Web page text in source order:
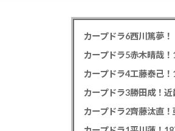
カープドラ6西川篤夢
カープドラ5赤木晴哉
カープドラ4工藤泰己
カープドラ3勝田成！
カープドラ2齊藤汰直